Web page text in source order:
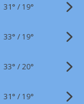
31° / 19°
33° / 19°
33° /20°
31° / 19°